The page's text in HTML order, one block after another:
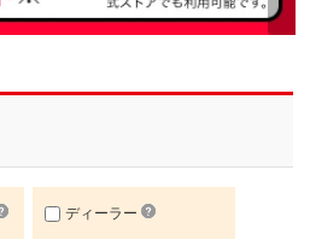
ディーラー